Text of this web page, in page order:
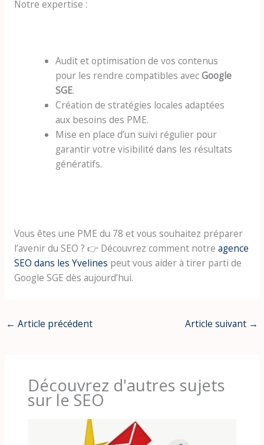
Notre expertise :
Audit et optimisation de vos contenus
pour les rendre compatibles avecGoogle
SGE.
Création de stratégies locales adaptées
aux besoins des PME.
Mise en place d’un suivi régulier pour
garantir votre visibilité dans les résultats
génératifs.
Vous êtes une PME du 78 et vous souhaitez préparer
l’avenir du SEO ? 👉 Découvrez comment notre agence
SEO dans les Yvelines peut vous aider à tirer parti de
Google SGE dès aujourd’hui.
← Article précédent Article suivant →
Découvrez d'autres sujets
sur le SEO